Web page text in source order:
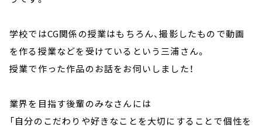
学校ではCG関係の授業はもちろん、撮影したもので動画
を作る授業などを受けているという三浦さん。
授業で作った作品のお話をお伺いしました！
業界を目指す後輩のみなさんには
「自分のこだわりや好きなことを大切にすることで個性を